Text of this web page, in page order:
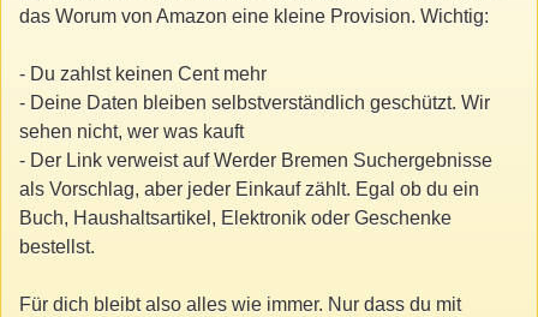
das Worum von Amazon eine kleine Provision. Wichtig:
- Du zahlst keinen Cent mehr
- Deine Daten bleiben selbstverständlich geschützt. Wir
sehen nicht, wer was kauft
- Der Link verweist auf Werder Bremen Suchergebnisse
als Vorschlag, aber jeder Einkauf zählt. Egal ob du ein
Buch, Haushaltsartikel, Elektronik oder Geschenke
bestellst.
Für dich bleibt also alles wie immer. Nur dass du mit